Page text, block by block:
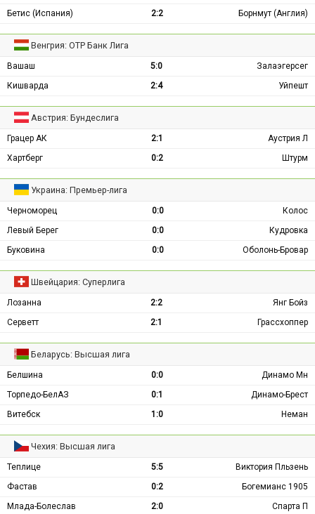
Бетис (Испания)
2:2 Борнмут (Англия)
Венгрия: ОТР Банк Лига
Вашаш 5:0
Залаэгерсег
Кишварда
2:4 Уйпешт
Австрия: Бундеслига
Грацер АК 2:1
Аустрия Л
Хартберг
0:2 Штурм
Украина: Премьер-лига
Черноморец 0:0
Колос
Левый Берег
0:0
Кудровка
Буковина
0:0 Оболонь-Бровар
Швейцария: Суперлига
Лозанна 2:2
Янг Бойз
Серветт
2:1 Грассхоппер
Беларусь: Высшая лига
Белшина 0:0
Динамо Мн
Торпедо-БелАЗ
0:1
Динамо-Брест
Витебск
1:0 Неман
Чехия: Высшая лига
Теплице 5:5
Виктория Пльзень
Фастав
0:2
Богемианс 1905
Млада-Болеслав
2:0 Спарта П